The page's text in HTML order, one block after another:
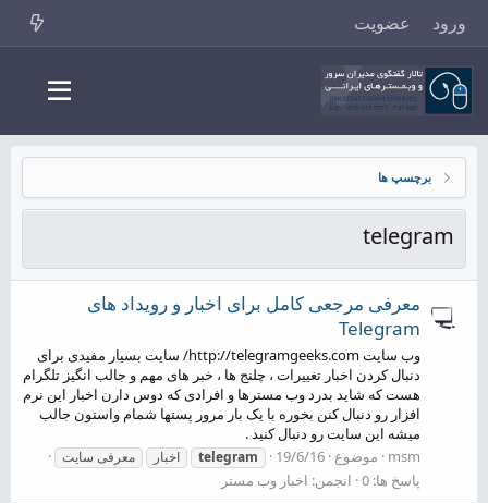
ورود عضویت
برچسپ ها
telegram
معرفی مرجعی کامل برای اخبار و رویداد های
Telegram
وب سایت http://telegramgeeks.com/ سایت بسیار مفیدی برای
دنبال کردن اخبار تغییرات ، چلنج ها ، خبر های مهم و جالب انگیز تلگرام
هست که شاید بدرد وب مسترها و افرادی که دوس دارن اخبار این نرم
افزار رو دنبال کنن بخوره با یک بار مرور پستها شمام واستون جالب
میشه این سایت رو دنبال کنید .
msm
موضوع 19/6/16
telegram اخبار معرفی سایت
پاسخ ها: 0 انجمن: اخبار وب مستر